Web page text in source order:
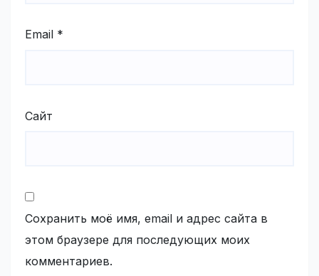
Email *
Сайт
Сохранить моё имя, email и адрес сайта в
этом браузере для последующих моих
комментариев.